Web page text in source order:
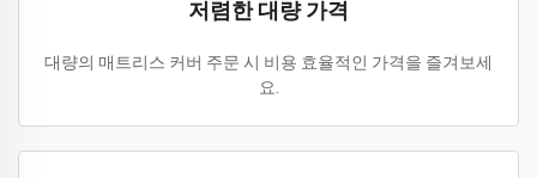
저렴한 대량 가격
대량의 매트리스 커버 주문 시 비용 효율적인 가격을 즐겨보세
요.